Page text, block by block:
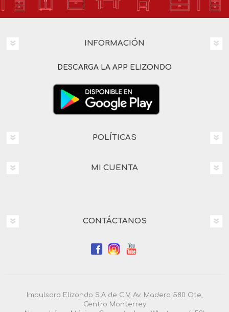
INFORMACIÓN
DESCARGA LA APP ELIZONDO
POLÍTICAS
MI CUENTA
CONTÁCTANOS
Impulsora Elizondo S.A de C.V, Av. Madero 580 Ote,
Centro Monterrey